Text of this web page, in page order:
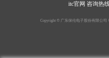
itc官网 咨询热
Copyright © 广东保伦电子股份有限公司